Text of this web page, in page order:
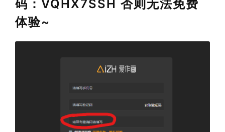
码：VQHX7SSH 否则无法免费
体验~